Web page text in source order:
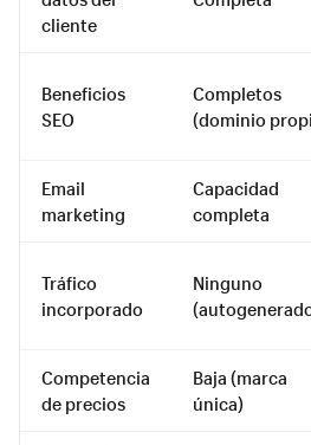
cliente
Beneficios
SEO
Completos
(dominio
Email
marketing
Capacidad
completa
Tráfico
incorporado
Ninguno
Competencia
de precios
Baja (marca
única)